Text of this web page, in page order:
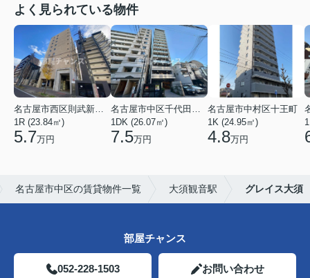
よく見られている物件
名古屋市西区則武新町３丁目
1R (23.84㎡)
5.7万円
名古屋市中区千代田４丁目
1DK (26.07㎡)
7.5万円
名古屋市中村区十王町
1K (24.95㎡)
4.8万円
名古屋市中区の賃貸物件一覧 大須観音駅 グレイス大須
部屋チャンス
052-228-1503 お問い合わせ